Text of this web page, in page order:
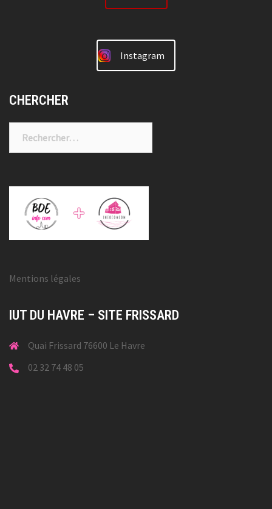
Instagram
CHERCHER
Mentions légales
IUT DU HAVRE – SITE FRISSARD
Quai Frissard 76600 Le Havre
02 32 74 48 05